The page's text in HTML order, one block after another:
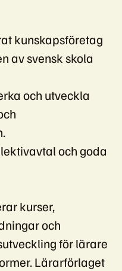
kunskapsföretag
av svensk skola
och utveckla
och goda
kurser,
och
för lärare
Lärarförlaget